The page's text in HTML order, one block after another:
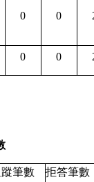
0 0
0 0
筆數 拒答筆數